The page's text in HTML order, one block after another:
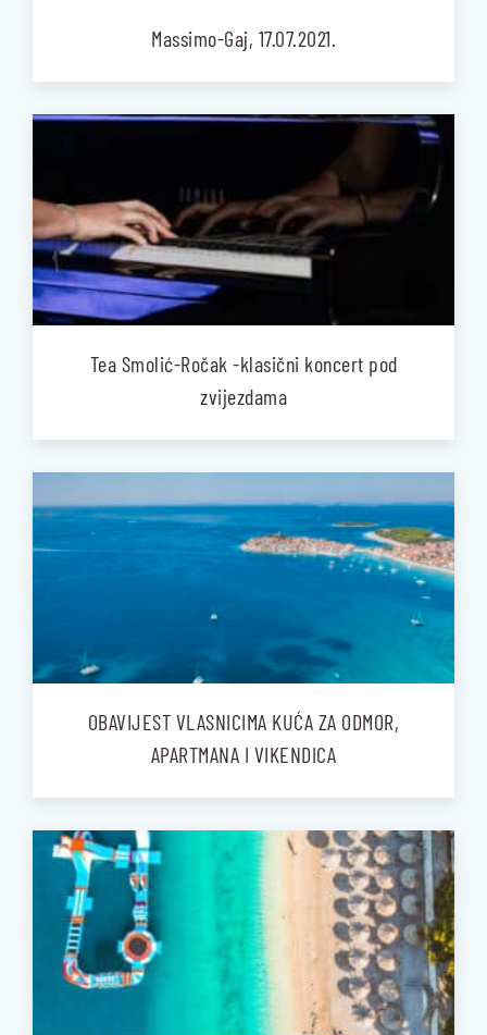
Massimo-Gaj, 17.07.2021.
Tea Smolić-Ročak -klasični koncert pod
zvijezdama
OBAVIJEST VLASNICIMA KUĆA ZA ODMOR,
APARTMANA I VIKENDICA